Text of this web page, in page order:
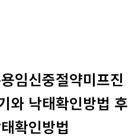
임신중절약미프진
와 낙태확인방법 후
확인방법